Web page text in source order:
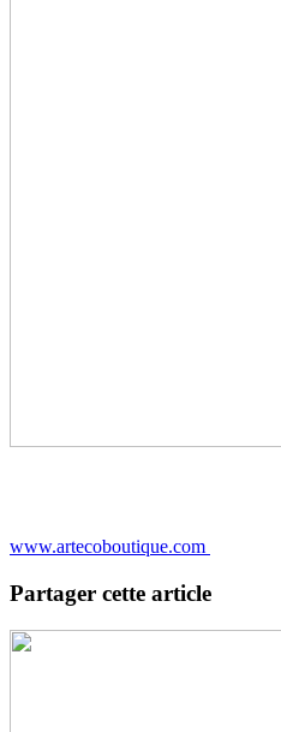
www.artecoboutique.com
Partager cette article